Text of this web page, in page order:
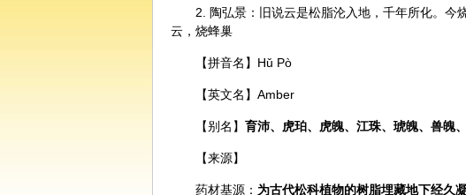
2. 陶弘景 ：旧说云是松脂沦入地，千年所化。
云，烧蜂巢
【拼音名】Hǔ Pò
【英文名】Amber
【别名】 育沛、虎珀、虎魄、江珠、琥魄、兽魄
【来源】
药材基源： 为古代松科植物的树脂埋藏地下经久